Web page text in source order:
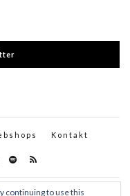
Kontakt
continuing to use this